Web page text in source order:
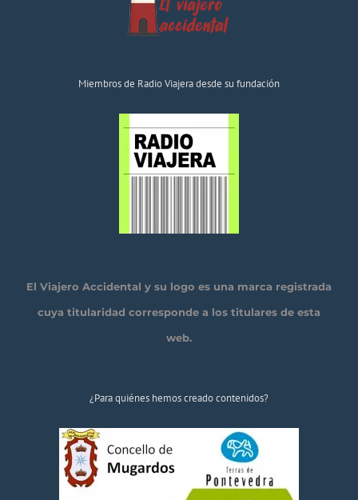
Miembros de Radio Viajera desde su fundación
El Viajero Accidental y su logo es una marca registrada
cuya titularidad corresponde a los titulares de esta
web.
¿Para quiénes hemos creado contenidos?